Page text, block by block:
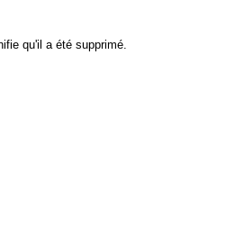
qu'il a été supprimé.